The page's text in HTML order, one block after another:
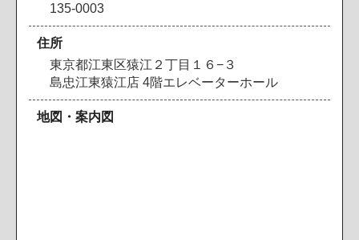
135-0003
住所
東京都江東区猿江２丁目１６−３
島忠江東猿江店 4階エレベーターホール
地図・案内図